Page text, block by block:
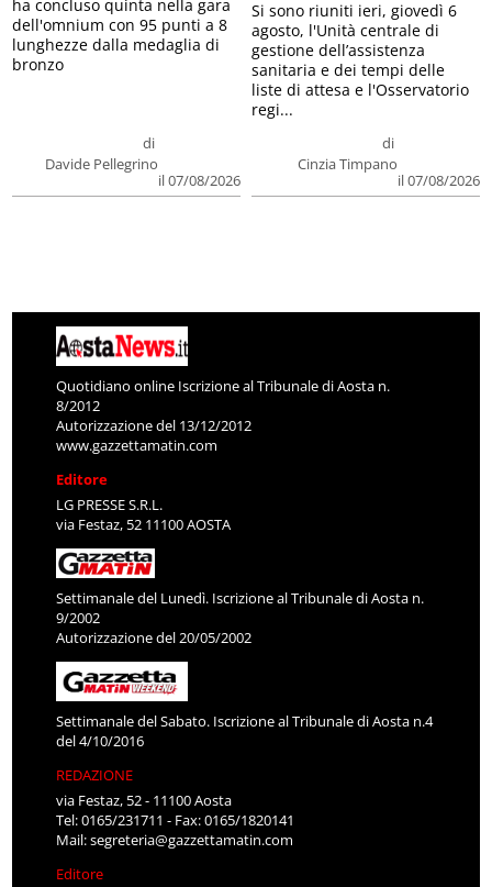
di
Davide Pellegrino
il 07/08/2026
ha concluso quinta nella gara
dell'omnium con 95 punti a 8
lunghezze dalla medaglia di
bronzo
di
Cinzia Timpano
il 07/08/2026
Si sono riuniti ieri, giovedì 6
agosto, l'Unità centrale di
gestione dell’assistenza
sanitaria e dei tempi delle
liste di attesa e l'Osservatorio
regi...
Quotidiano online Iscrizione al Tribunale di Aosta n.
8/2012
Autorizzazione del 13/12/2012
www.gazzettamatin.com
Editore
LG PRESSE S.R.L.
via Festaz, 52 11100 AOSTA
Settimanale del Lunedì. Iscrizione al Tribunale di Aosta n.
9/2002
Autorizzazione del 20/05/2002
Settimanale del Sabato. Iscrizione al Tribunale di Aosta n.4
del 4/10/2016
REDAZIONE
via Festaz, 52 - 11100 Aosta
Tel: 0165/231711 - Fax: 0165/1820141
Mail:segreteria@gazzettamatin.com
Editore